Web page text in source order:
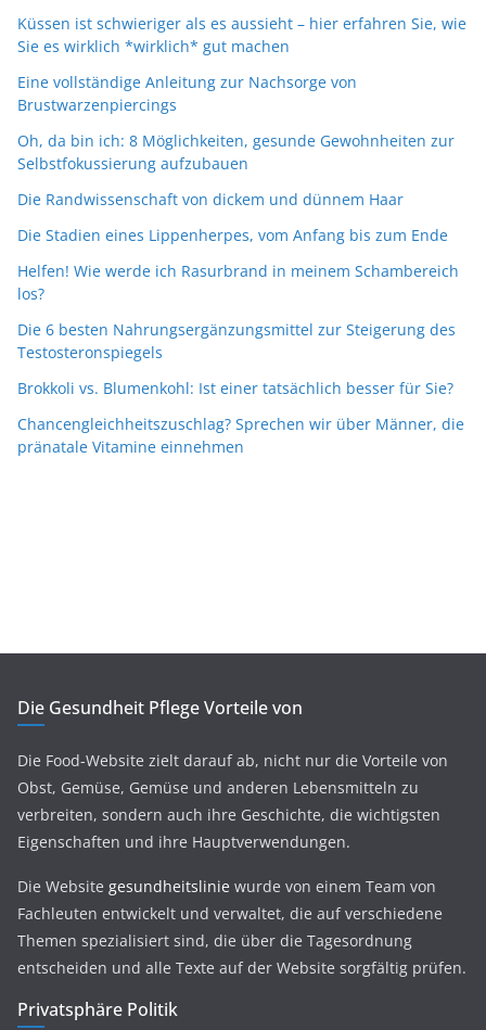
Küssen ist schwieriger als es aussieht – hier erfahren Sie, wie
Sie es wirklich *wirklich* gut machen
Eine vollständige Anleitung zur Nachsorge von
Brustwarzenpiercings
Oh, da bin ich: 8 Möglichkeiten, gesunde Gewohnheiten zur
Selbstfokussierung aufzubauen
Die Randwissenschaft von dickem und dünnem Haar
Die Stadien eines Lippenherpes, vom Anfang bis zum Ende
Helfen! Wie werde ich Rasurbrand in meinem Schambereich
los?
Die 6 besten Nahrungsergänzungsmittel zur Steigerung des
Testosteronspiegels
Brokkoli vs. Blumenkohl: Ist einer tatsächlich besser für Sie?
Chancengleichheitszuschlag? Sprechen wir über Männer, die
pränatale Vitamine einnehmen
Die Gesundheit Pflege Vorteile von
Die Food-Website zielt darauf ab, nicht nur die Vorteile von
Obst, Gemüse, Gemüse und anderen Lebensmitteln zu
verbreiten, sondern auch ihre Geschichte, die wichtigsten
Eigenschaften und ihre Hauptverwendungen.
Die Website gesundheitslinie wurde von einem Team von
Fachleuten entwickelt und verwaltet, die auf verschiedene
Themen spezialisiert sind, die über die Tagesordnung
entscheiden und alle Texte auf der Website sorgfältig prüfen.
Privatsphäre Politik